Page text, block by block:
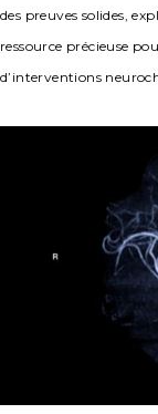
des preuves solides,
ressource précieuse
d’interventions